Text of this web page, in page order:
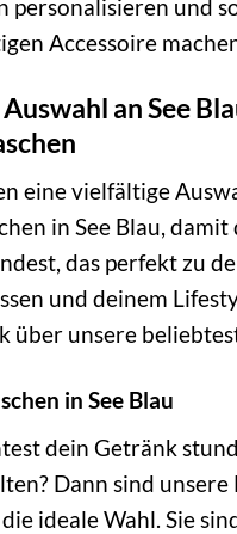
personalisieren und
Accessoire
an See
eine vielfältige
in See Blau, damit
das perfekt zu
und deinem
über unsere
in See Blau
dein Getränk
Dann sind unsere
die ideale Wahl. Sie